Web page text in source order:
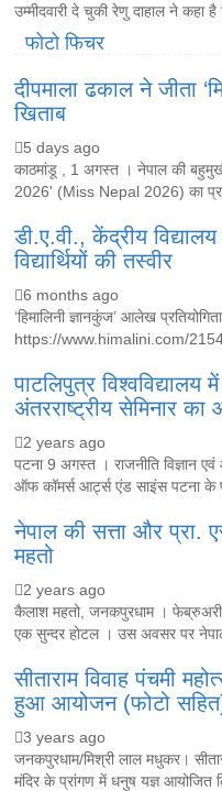
उम्मीदवारी दे चुकी रेणु दाहाल ने कहा है
फोटो फिचर
दीपमाला ढकाल ने जीता
खिताब
5 days ago
काठमांडू , 1 अगस्त । नेपाल की
2026' (Miss Nepal 2026) का
डी.ए.वी., केंद्रीय
विद्यार्थियों की तस्वीर
6 months ago
‘हिमालिनी ज्ञानकुंज’ आलेख
https://www.himalini.com/
पाटलिपुत्र
अंतरराष्ट्रीय सेमिनार
2 years ago
पटना 9 अगस्त । राजनीति विज्ञान
ऑफ कॉमर्स आर्ट्स एंड साइंस पटना के
नेपाल की सत्ता और प्रा.
महतो
2 years ago
कैलाश महतो, जनकपुरधाम ।
एक सुन्दर होटल । उस अवसर पर
सीताराम विवाह पंचमी
हुआ आयोजन (फोटो
3 years ago
जनकपुरधाम/मिश्री लाल मधुकर।
मंदिर के प्रांगण में धनुष यज्ञ आयोजित